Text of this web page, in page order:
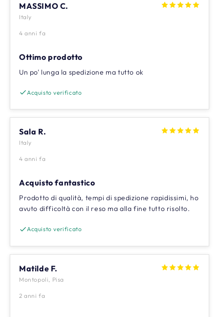
MASSIMO C.
Italy
4 anni fa
Ottimo prodotto
Un po' lunga la spedizione ma tutto ok
Acquisto verificato
Sala R.
Italy
4 anni fa
Acquisto fantastico
Prodotto di qualità, tempi di spedizione rapidissimi, ho
avuto difficoltà con il reso ma alla fine tutto risolto.
Acquisto verificato
Matilde F.
Montopoli, Pisa
2 anni fa